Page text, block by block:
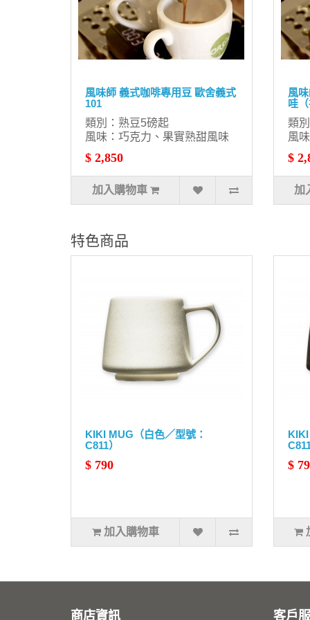
風味師 義式咖啡專用豆 歐舍義式
101
類別：熟豆5磅起
風味：巧克力、果實熟甜風味
$ 2,850
加入購物車
風
哇
類
風
$
加
特色商品
KIKI MUG（白色／型號：
C811）
$ 790
加入購物車
$
商店資訊 客戶